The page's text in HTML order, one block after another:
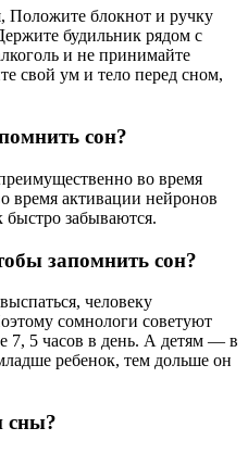
Положите блокнот и ручку
будильник рядом с
и не принимайте
свой ум и тело перед сном,
сон?
во время
время активации нейронов
забываются.
запомнить сон?
человеку
сомнологи советуют
7, 5 часов в день. А детям — в
ребенок, тем дольше он
сны?